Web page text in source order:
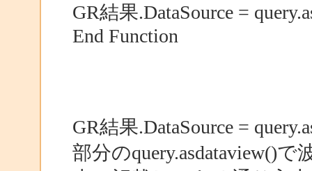
GR結果.DataSource =
End Function
GR結果.DataSource =
部分のquery.asdataview()